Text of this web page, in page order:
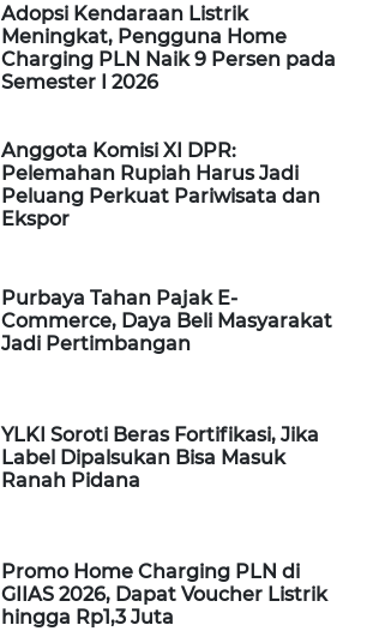
Adopsi Kendaraan Listrik
Meningkat, Pengguna Home
Charging PLN Naik 9 Persen pada
Semester I 2026
Anggota Komisi XI DPR:
Pelemahan Rupiah Harus Jadi
Peluang Perkuat Pariwisata dan
Ekspor
Purbaya Tahan Pajak E-
Commerce, Daya Beli Masyarakat
Jadi Pertimbangan
YLKI Soroti Beras Fortifikasi, Jika
Label Dipalsukan Bisa Masuk
Ranah Pidana
Promo Home Charging PLN di
GIIAS 2026, Dapat Voucher Listrik
hingga Rp1,3 Juta